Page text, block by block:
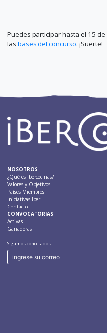
Puedes participar hasta el 15
las bases del concurso. ¡Suerte!
NOSOTROS
¿Qué es Ibercocinas?
Valores y Objetivos
Países Miembros
Iniciativas Iber
Contacto
CONVOCATORIAS
Activas
Ganadoras
Sigamos conectados